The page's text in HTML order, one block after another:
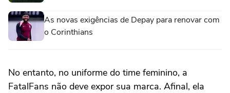
As novas exigências de Depay para renovar com
o Corinthians
No entanto, no uniforme do time feminino, a
FatalFans não deve expor sua marca. Afinal, ela